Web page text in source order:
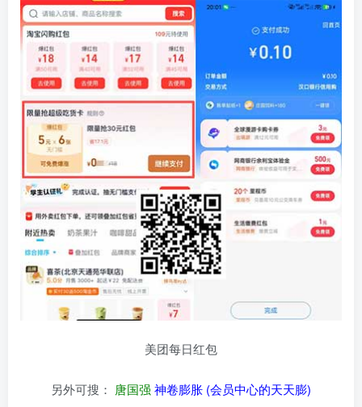
美团每日红包
另外可搜： 唐国强 神卷膨胀 (会员中心的天天膨)